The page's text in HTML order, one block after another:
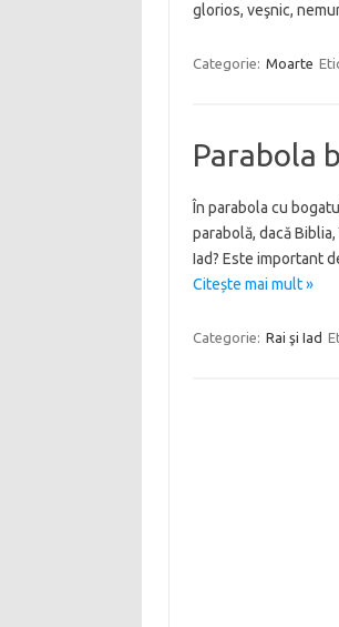
glorios, veşnic,
Categorie: Moarte
Parabola
În parabola cu
parabolă, dacă
Iad? Este important
Citește mai mult »
Categorie: Rai şi Iad